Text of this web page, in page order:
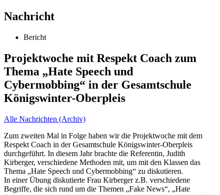
Nachricht
Bericht
Projektwoche mit Respekt Coach zum
Thema „Hate Speech und
Cybermobbing“ in der Gesamtschule
Königswinter-Oberpleis
Alle Nachrichten (Archiv)
Zum zweiten Mal in Folge haben wir die Projektwoche mit dem
Respekt Coach in der Gesamtschule Königswinter-Oberpleis
durchgeführt. In diesem Jahr brachte die Referentin, Judith
Kirberger, verschiedene Methoden mit, um mit den Klassen das
Thema „Hate Speech und Cybermobbing“ zu diskutieren.
In einer Übung diskutierte Frau Kirberger z.B. verschiedene
Begriffe, die sich rund um die Themen „Fake News“, „Hate